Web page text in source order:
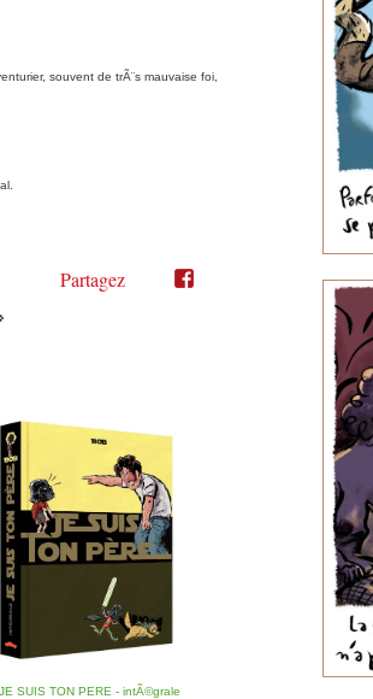
souvent de trÃ¨s mauvaise foi,
Partagez
Partager
Partager
JE SUIS TON PERE - intÃ©grale